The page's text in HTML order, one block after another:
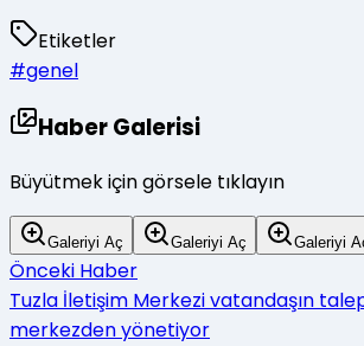
Etiketler
#genel
Haber Galerisi
Büyütmek için görsele tıklayın
Galeriyi Aç Galeriyi Aç Galeriyi
Önceki Haber
Tuzla İletişim Merkezi vatandaşın
merkezden yönetiyor